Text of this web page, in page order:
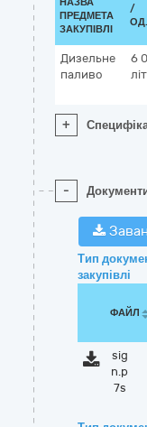
ПРЕДМЕТА
ЗАКУПІВЛІ
/
Дизельне
паливо
6
+
-
Тип
закупівлі
ФАЙЛ
sig
n.p
7s